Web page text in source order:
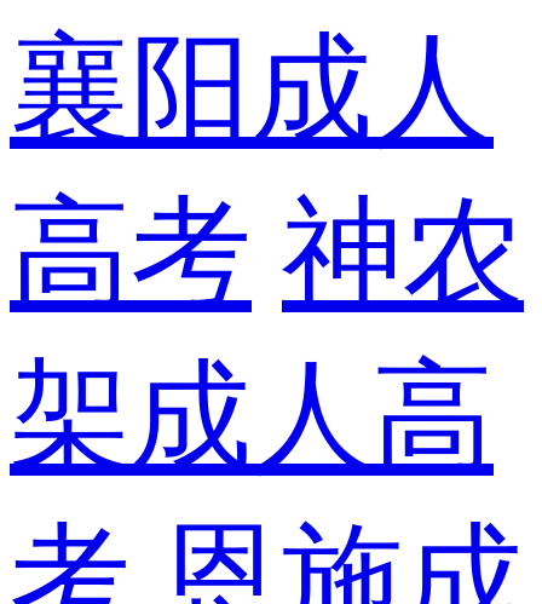
襄阳成人
高考 神农
架成人高